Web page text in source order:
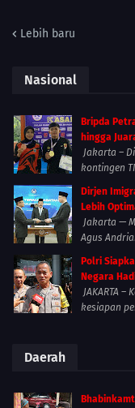
Lebih baru
Nasional
Bripda
hingga
Jakarta –
kontingen
Dirjen
Lebih
Jakarta —
Agus
Polri
Negara
JAKARTA
kesiapan
Daerah